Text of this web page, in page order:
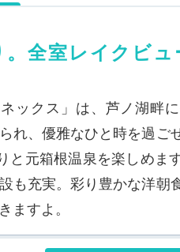
全室レイクビュ
ックス」は、芦ノ湖畔
れ、優雅なひと時を過ご
と元箱根温泉を楽しめま
も充実。彩り豊かな洋朝
ますよ。